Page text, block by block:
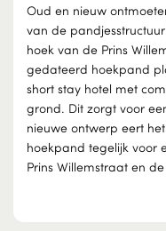
Oud en nieuw
van de
hoek van de Prins
gedateerd hoekpand
short stay hotel met
grond. Dit zorgt voor
nieuwe ontwerp eert
hoekpand tegelijk voor
Prins Willemstraat en